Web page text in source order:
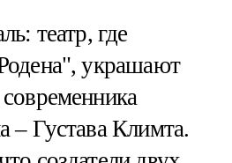
театр, где
украшают
– Густава Климта.